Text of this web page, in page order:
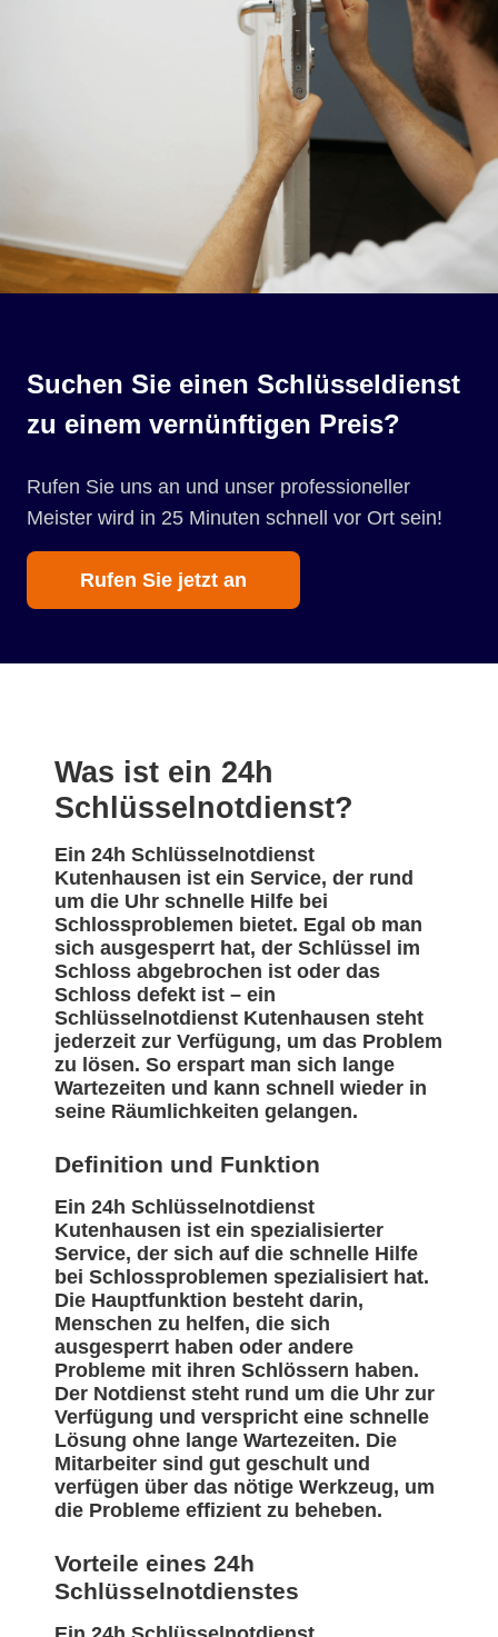
Suchen Sie einen Schlüsseldienst
zu einem vernünftigen Preis?
Rufen Sie uns an und unser professioneller
Meister wird in 25 Minuten schnell vor Ort sein!
Rufen Sie jetzt an
Was ist ein 24h
Schlüsselnotdienst?
Ein 24h Schlüsselnotdienst
Kutenhausen ist ein Service, der rund
um die Uhr schnelle Hilfe bei
Schlossproblemen bietet. Egal ob man
sich ausgesperrt hat, der Schlüssel im
Schloss abgebrochen ist oder das
Schloss defekt ist – ein
Schlüsselnotdienst Kutenhausen steht
jederzeit zur Verfügung, um das Problem
zu lösen. So erspart man sich lange
Wartezeiten und kann schnell wieder in
seine Räumlichkeiten gelangen.
Definition und Funktion
Ein 24h Schlüsselnotdienst
Kutenhausen ist ein spezialisierter
Service, der sich auf die schnelle Hilfe
bei Schlossproblemen spezialisiert hat.
Die Hauptfunktion besteht darin,
Menschen zu helfen, die sich
ausgesperrt haben oder andere
Probleme mit ihren Schlössern haben.
Der Notdienst steht rund um die Uhr zur
Verfügung und verspricht eine schnelle
Lösung ohne lange Wartezeiten. Die
Mitarbeiter sind gut geschult und
verfügen über das nötige Werkzeug, um
die Probleme effizient zu beheben.
Vorteile eines 24h
Schlüsselnotdienstes